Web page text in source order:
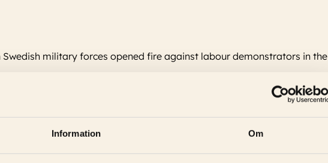
Information Om
Swedish military forces opened fire against labour demonstrators in the
Roland Hedlund, Marie De Geer, Olof Bergström, Jonas Bergström, Anita...